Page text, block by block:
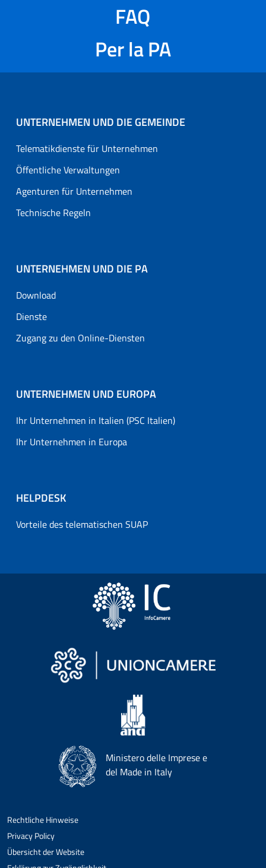
FAQ
Per la PA
UNTERNEHMEN UND DIE GEMEINDE
Telematikdienste für Unternehmen
Öffentliche Verwaltungen
Agenturen für Unternehmen
Technische Regeln
UNTERNEHMEN UND DIE PA
Download
Dienste
Zugang zu den Online-Diensten
UNTERNEHMEN UND EUROPA
Ihr Unternehmen in Italien (PSC Italien)
Ihr Unternehmen in Europa
HELPDESK
Vorteile des telematischen SUAP
Ministero delle Imprese e
del Made in Italy
Rechtliche Hinweise
Privacy Policy
Übersicht der Website